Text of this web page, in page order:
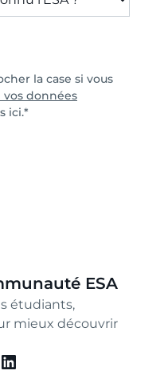
la case si vous
vos données
ici.*
ESA
étudiants,
mieux découvrir
LinkedIn